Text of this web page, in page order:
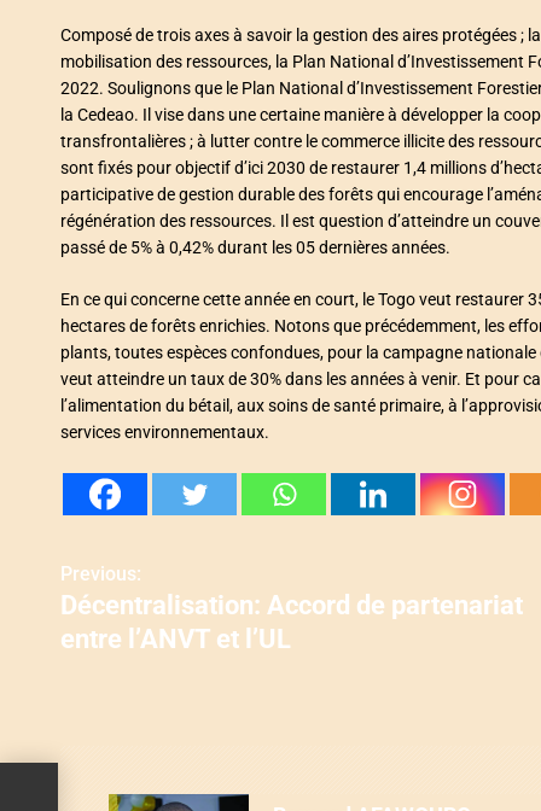
Composé de trois axes à savoir la gestion des aires protégées ;
mobilisation des ressources, la Plan National d’Investissement
2022. Soulignons que le Plan National d’Investissement
la Cedeao. Il vise dans une certaine manière à développer la
transfrontalières ; à lutter contre le commerce illicite des
sont fixés pour objectif d’ici 2030 de restaurer 1,4 millions
participative de gestion durable des forêts qui encourage
régénération des ressources. Il est question d’atteindre un
passé de 5% à 0,42% durant les 05 dernières années.
En ce qui concerne cette année en court, le Togo veut
hectares de forêts enrichies. Notons que précédemment, les
plants, toutes espèces confondues, pour la campagne
veut atteindre un taux de 30% dans les années à venir. Et pour
l’alimentation du bétail, aux soins de santé primaire, à
services environnementaux.
N
a
v
Previous:
Décentralisation: Accord de partenariat
entre l’ANVT et l’UL